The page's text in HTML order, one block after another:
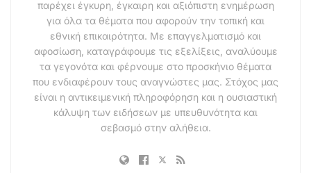
παρέχει έγκυρη, έγκαιρη και αξιόπιστη ενημέρωση
για όλα τα θέματα που αφορούν την τοπική και
εθνική επικαιρότητα. Με επαγγελματισμό και
αφοσίωση, καταγράφουμε τις εξελίξεις, αναλύουμε
τα γεγονότα και φέρνουμε στο προσκήνιο θέματα
που ενδιαφέρουν τους αναγνώστες μας. Στόχος μας
είναι η αντικειμενική πληροφόρηση και η ουσιαστική
κάλυψη των ειδήσεων με υπευθυνότητα και
σεβασμό στην αλήθεια.